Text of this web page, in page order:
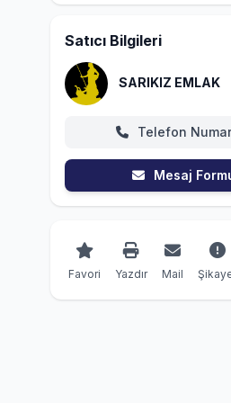
Satıcı Bilgileri
SARIKIZ EMLAK
Telefon
Mesaj
Favori Yazdır Mail